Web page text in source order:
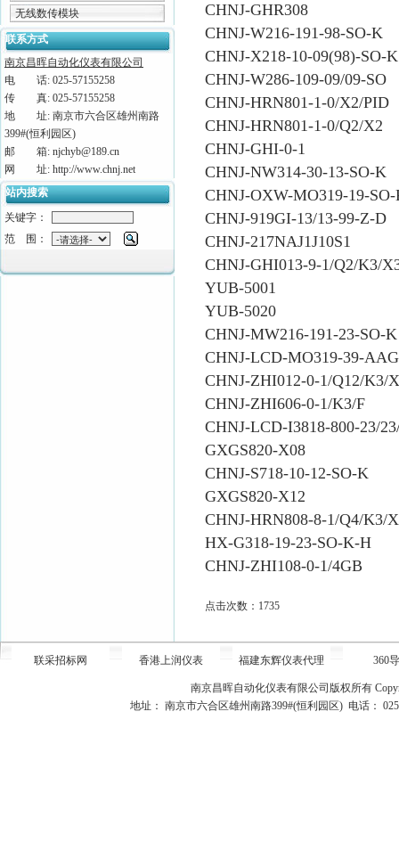
无线数传模块
联系方式
南京昌晖自动化仪表有限公司
电 话: 025-57155258
传 真: 025-57155258
地 址: 南京市六合区雄州南路
399#(恒利园区)
邮 箱: njchyb@189.cn
网 址: http://www.chnj.net
站内搜索
关键字：
范 围：
CHNJ-GHR308
CHNJ-W216-191-98-SO-K
CHNJ-X218-10-09(98)-SO-K
CHNJ-W286-109-09/09-SO
CHNJ-HRN801-1-0/X2/PID
CHNJ-HRN801-1-0/Q2/X2
CHNJ-GHI-0-1
CHNJ-NW314-30-13-SO-K
CHNJ-OXW-MO319-19-
CHNJ-919GI-13/13-99-Z-D
CHNJ-217NAJ1J10S1
CHNJ-GHI013-9-1/Q2/K3/
YUB-5001
YUB-5020
CHNJ-MW216-191-23-SO-K
CHNJ-LCD-MO319-39-
CHNJ-ZHI012-0-1/Q12/K3/
CHNJ-ZHI606-0-1/K3/F
CHNJ-LCD-I3818-800-23/
GXGS820-X08
CHNJ-S718-10-12-SO-K
GXGS820-X12
CHNJ-HRN808-8-1/Q4/K3/
HX-G318-19-23-SO-K-H
CHNJ-ZHI108-0-1/4GB
点击次数：1735
联采招标网 香港上润仪表 福建东辉仪表代理 360
南京昌晖自动化仪表有限公司版权所有
地址： 南京市六合区雄州南路399#(恒利园区) 电话：